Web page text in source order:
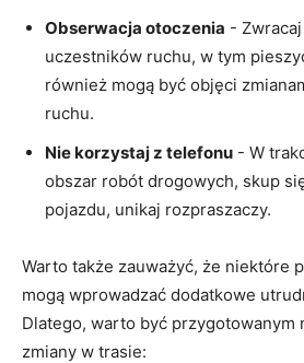
Obserwacja ⁢otoczenia ‍-
uczestników ruchu, w tym
również mogą⁢ być objęci
⁢ruchu.
Nie korzystaj⁢ z telefonu ⁤- W
obszar robót ⁤drogowych, skup
pojazdu,⁤ unikaj rozpraszaczy.
Warto także zauważyć, ⁢że ⁢niektóre
mogą wprowadzać‌ dodatkowe
Dlatego,​ warto być ​przygotowanym
zmiany w ⁣trasie: